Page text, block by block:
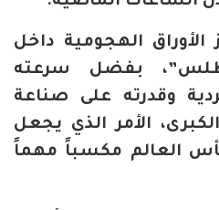
الأوراق الهجومية داخل
بفضل سرعته
وقدرته على صناعة
الأمر الذي يجعل
العالم مكسباً مهماً